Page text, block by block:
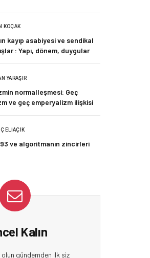
KOÇAK
kayıp asabiyesi ve sendikal
: Yapı, dönem, duygular
YARAŞIR
normalleşmesi: Geç
ve geç emperyalizm ilişkisi
ELIAÇIK
ve algoritmanın zincirleri
Kalın
olun gündemden ilk siz